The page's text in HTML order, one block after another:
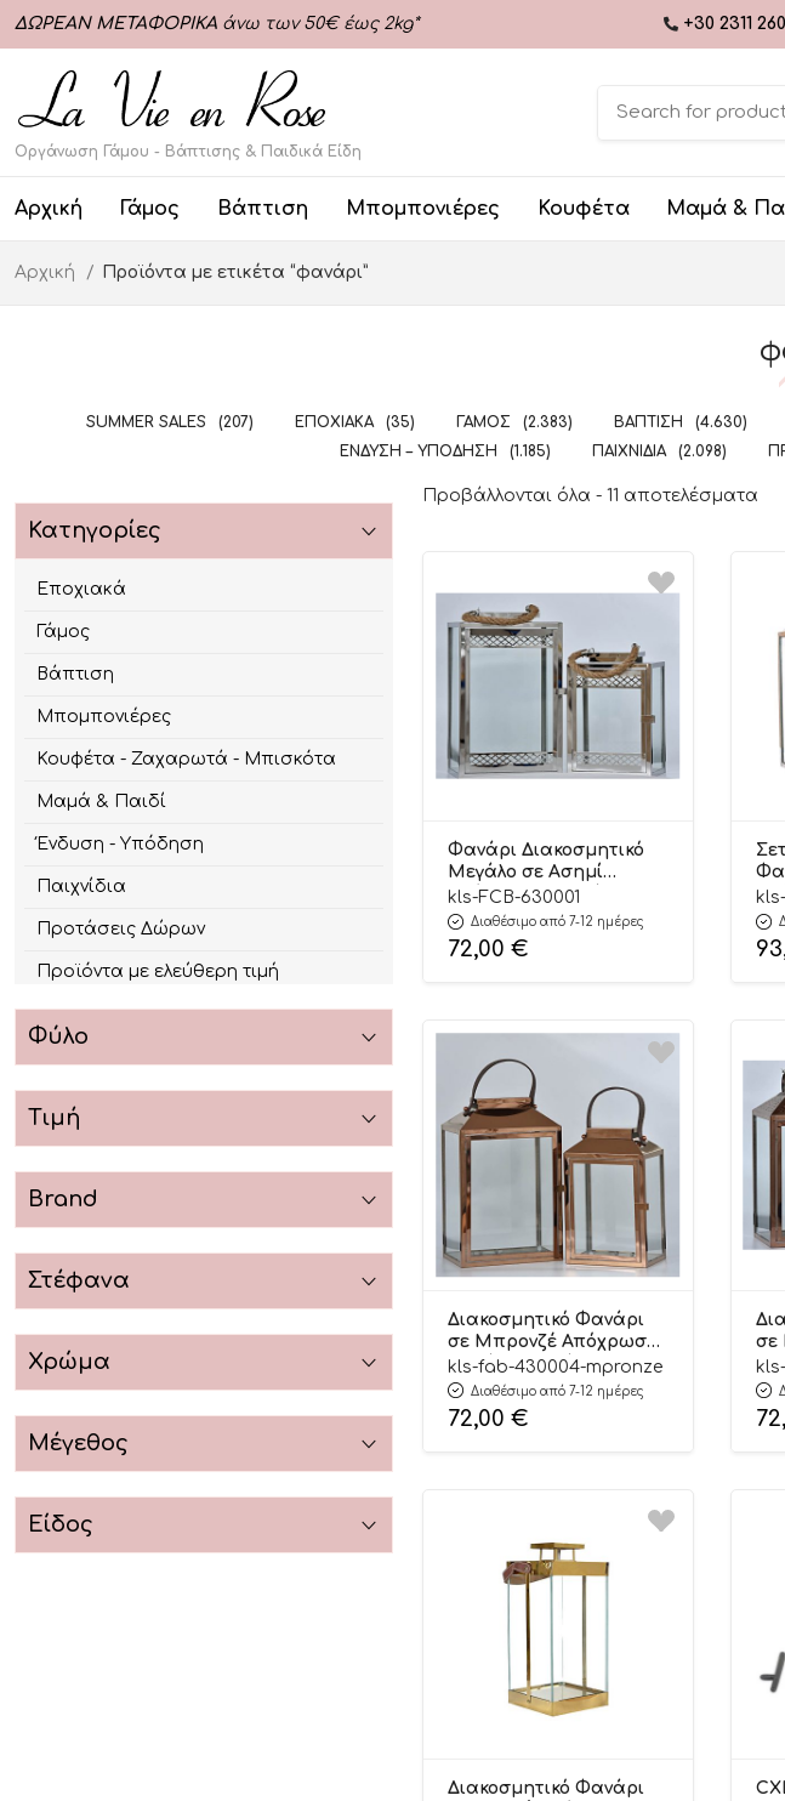
ΔΩΡΕΑΝ ΜΕΤΑΦΟΡΙΚΑ άνω των 50€ έως 2kg* +30 2311
Οργάνωση Γάμου - Βάπτισης & Παιδικά Είδη
Αρχική Γάμος Βάπτιση Μπομπονιέρες Κουφέτα Μαμά &
Αρχική Προϊόντα με ετικέτα “φανάρι”
SUMMER SALES (207) ΕΠΟΧΙΑΚΆ (35) ΓΆΜΟΣ (2.383) ΒΆΠΤΙΣΗ (4.630)
ΈΝΔΥΣΗ – ΥΠΌΔΗΣΗ
(1.185) ΠΑΙΧΝΊΔΙΑ (2.098)
Κατηγορίες
Εποχιακά
Γάμος
Βάπτιση
Μπομπονιέρες
Κουφέτα - Ζαχαρωτά - Μπισκότα
Μαμά & Παιδί
Ένδυση - Υπόδηση
Παιχνίδια
Προτάσεις Δώρων
Προϊόντα με ελεύθερη τιμή
Φύλο
Τιμή
Brand
Στέφανα
Χρώμα
Μέγεθος
Είδος
Προβάλλονται όλα - 11 αποτελέσματα
Φανάρι Διακοσμητικό
Μεγάλο σε Ασημί
Απόχρωση 1 Τεμάχιο |
FCB/630001 Kaliso
kls-FCB-630001
Διαθέσιμο από 7-12 ημέρες
72,00 €
|
Διακοσμητικό Φανάρι
σε Μπρονζέ Απόχρωση
Μεγάλο 1 Τεμάχιο
(40x25x19εκ) |
FBB/430004 Kaliso
kls-fab-430004-mpronze
Διαθέσιμο από 7-12 ημέρες
72,00 €
σε
Διακοσμητικό Φανάρι